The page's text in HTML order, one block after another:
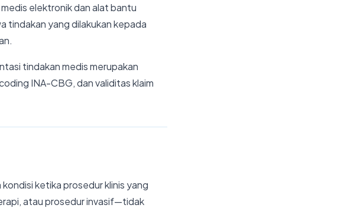
elektronik dan alat bantu
tindakan yang dilakukan kepada
tindakan medis merupakan
INA-CBG, dan validitas klaim
kondisi ketika prosedur klinis yang
atau prosedur invasif—tidak